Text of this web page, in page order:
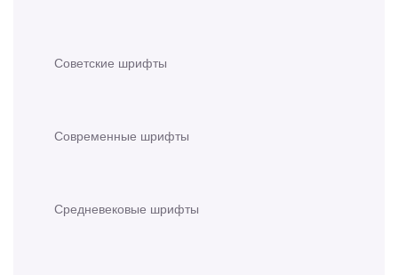
Советские шрифты
Современные шрифты
Средневековые шрифты